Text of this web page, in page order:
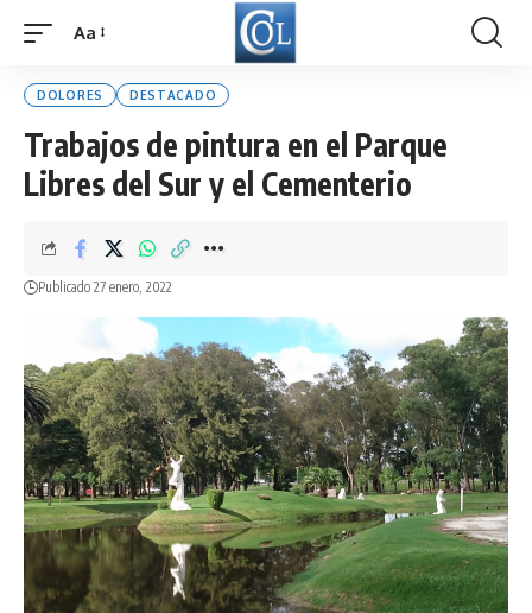
Font
Aa
DOLORES DESTACADO
Trabajos de pintura en el Parque
Libres del Sur y el Cementerio
Publicado 27 enero, 2022